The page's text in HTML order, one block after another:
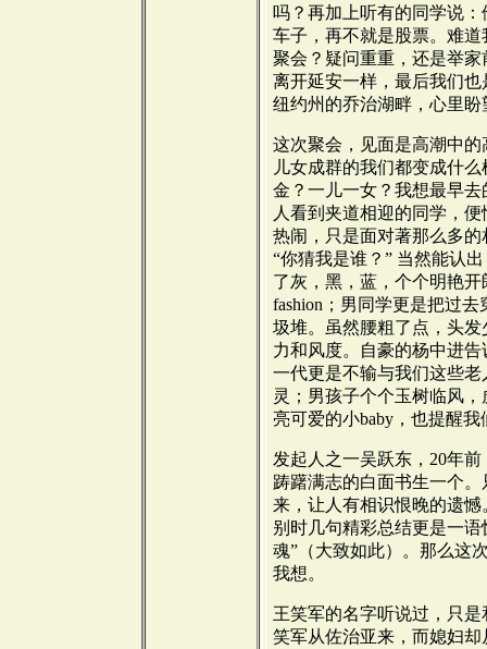
吗？再加上听有的同学说
车子，再不就是股票。难
聚会？疑问重重，还是举
离开延安一样，最后我们
纽约州的乔治湖畔，心里盼
这次聚会，见面是高潮中
儿女成群的我们都变成什
金？一儿一女？我想最早
人看到夹道相迎的同学，
热闹，只是面对著那么多
“你猜我是谁？” 当然能认
了灰，黑，蓝，个个明艳
fashion；男同学更是把过
圾堆。虽然腰粗了点，头
力和风度。自豪的杨中进
一代更是不输与我们这些
灵；男孩子个个玉树临风
亮可爱的小baby，也提醒
发起人之一吴跃东，20年
踌躇满志的白面书生一个
来，让人有相识恨晚的遗
别时几句精彩总结更是一
魂”（大致如此）。那么这
我想。
王笑军的名字听说过，只
笑军从佐治亚来，而媳妇